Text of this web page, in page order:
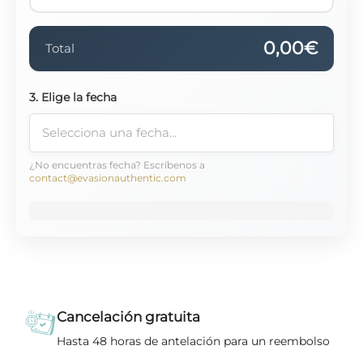
Total 0,00€
3. Elige la fecha
¿No encuentras fecha? Escríbenos a
contact@evasionauthentic.com
Cancelación gratuita
Hasta 48 horas de antelación para un reembolso